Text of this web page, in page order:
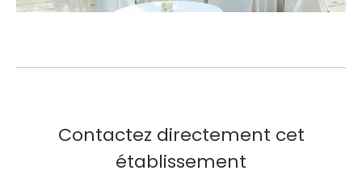
Contactez directement cet
établissement